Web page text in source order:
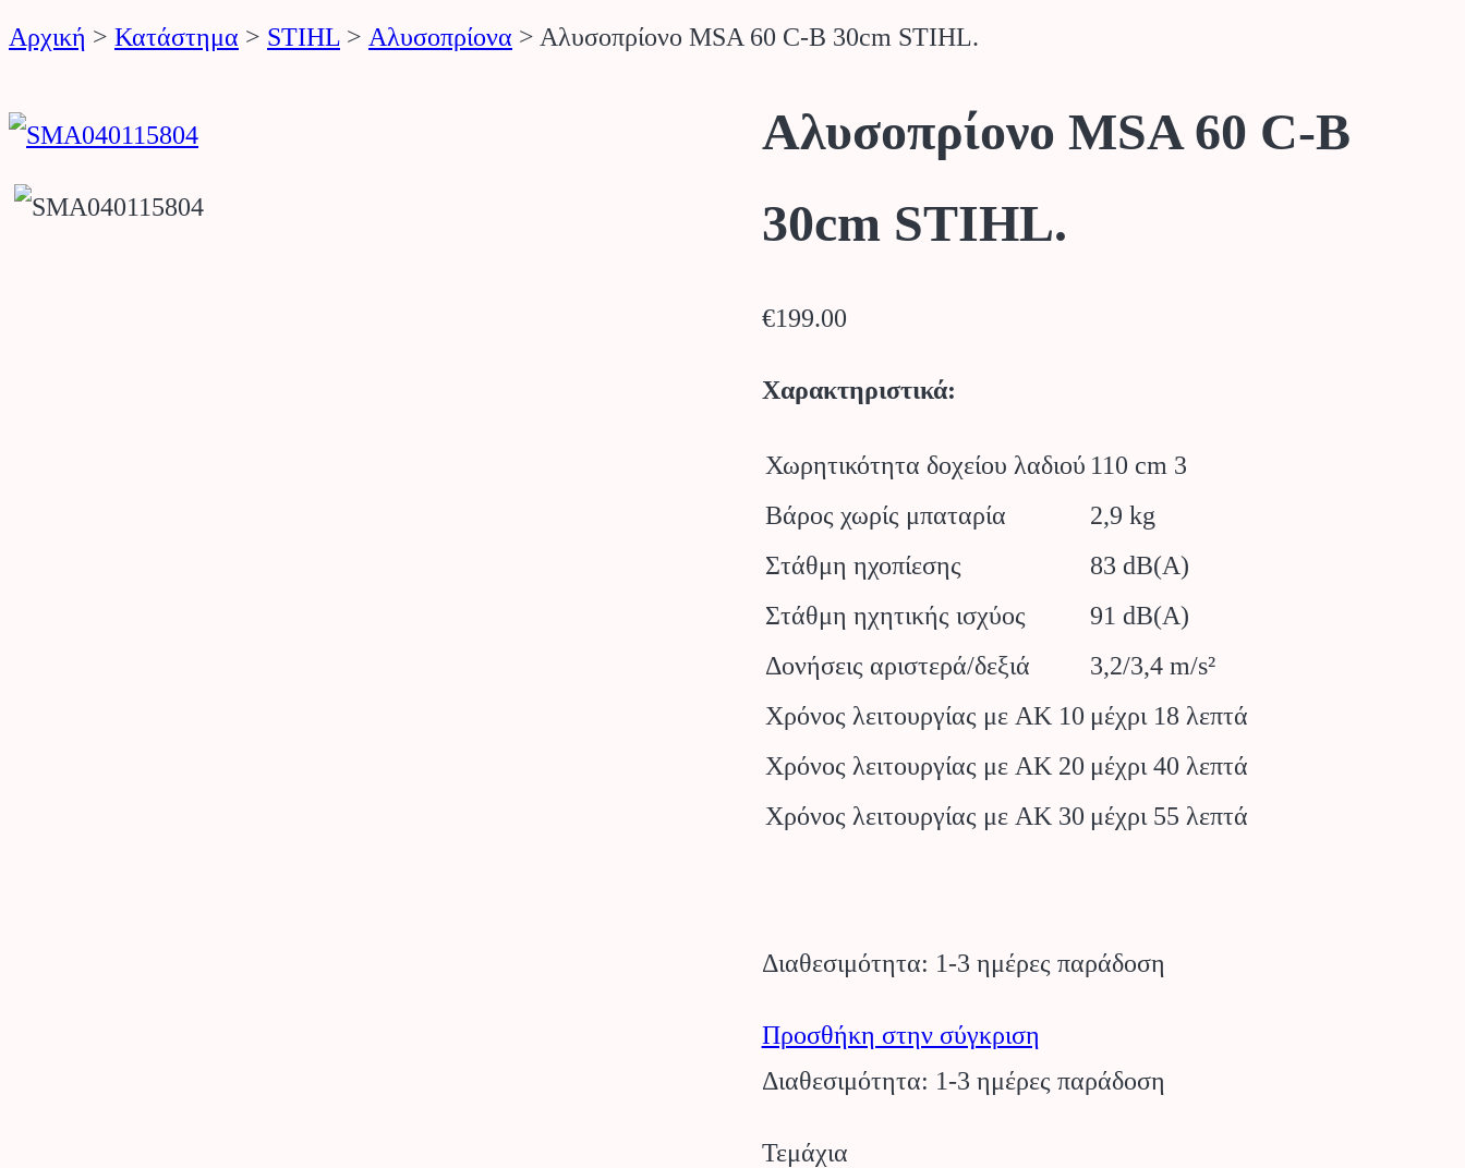
Αρχική > Κατάστημα > STIHL > Αλυσοπρίονα > Αλυσοπρίονο MSA 60 C-B 30cm STIHL.
Αλυσοπρίονο MSA 60 C-B
30cm STIHL.
€199.00
Χαρακτηριστικά:
Χωρητικότητα δοχείου λαδιού 110 cm 3
Βάρος χωρίς μπαταρία
2,9 kg
Στάθμη ηχοπίεσης
83 dB(A)
Στάθμη ηχητικής ισχύος
91 dB(A)
Δονήσεις αριστερά/δεξιά
3,2/3,4 m/s²
Χρόνος λειτουργίας με AK 10 μέχρι 18 λεπτά
Χρόνος λειτουργίας με AK 20 μέχρι 40 λεπτά
Χρόνος λειτουργίας με AK 30 μέχρι 55 λεπτά
Διαθεσιμότητα: 1-3 ημέρες παράδοση
Προσθήκη στην σύγκριση
Διαθεσιμότητα: 1-3 ημέρες παράδοση
Τεμάχια